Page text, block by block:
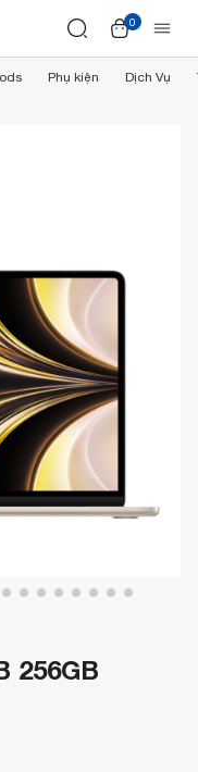
0
Phụ kiện Dịch Vụ
256GB